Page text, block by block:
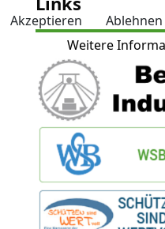
Akzeptieren
Ablehnen
Weitere